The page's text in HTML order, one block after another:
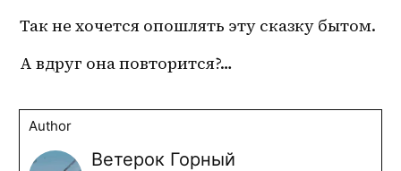
Так не хочется опошлять эту сказку бытом.
А вдруг она повторится?…
Author
Ветерок Горный